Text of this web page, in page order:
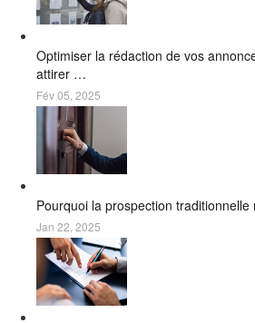
Optimiser la rédaction de vos
attirer …
Fév 05, 2025
Pourquoi la prospection traditionnelle
Jan 22, 2025